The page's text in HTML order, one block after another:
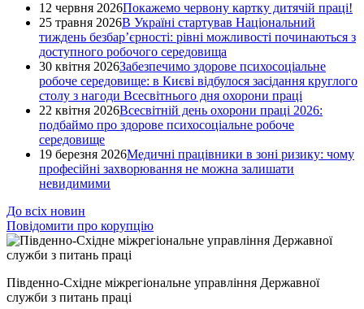
12 червня 2026Покажемо червону картку дитячій праці!
25 травня 2026В Україні стартував Національний
тиждень безбар’єрності: рівні можливості починаються з
доступного робочого середовища
30 квітня 2026Забезпечимо здорове психосоціальне
робоче середовище: в Києві відбулося засідання круглого
столу з нагоди Всесвітнього дня охорони праці
22 квітня 2026Всесвітній день охорони праці 2026:
подбаймо про здорове психосоціальне робоче
середовище
19 березня 2026Медичні працівники в зоні ризику: чому
професійні захворювання не можна залишати
невидимими
До всіх новин
Повідомити про корупцію
Південно-Східне міжрегіональне управління Державної
служби з питань праці